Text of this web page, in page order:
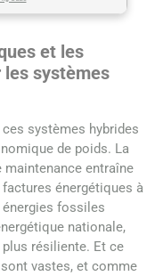
et les
les systèmes
systèmes hybrides
de poids. La
entraîne
énergétiques à
énergies fossiles
nationale,
résiliente. Et ce
vastes, et comme